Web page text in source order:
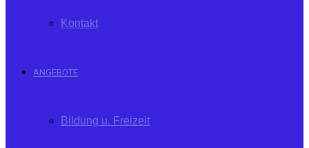
Kontakt
ANGEBOTE
Bildung u. Freizeit